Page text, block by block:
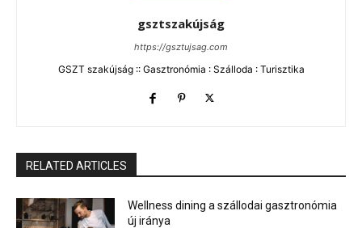
gsztszakújság
https://gsztujsag.com
GSZT szakújság :: Gasztronómia : Szálloda : Turisztika
RELATED ARTICLES
Wellness dining a szállodai gasztronómia
új iránya